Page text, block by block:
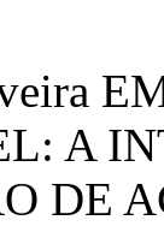
A
DE